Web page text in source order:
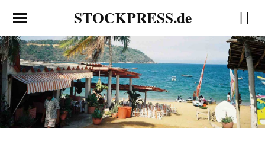
STOCKPRESS.de